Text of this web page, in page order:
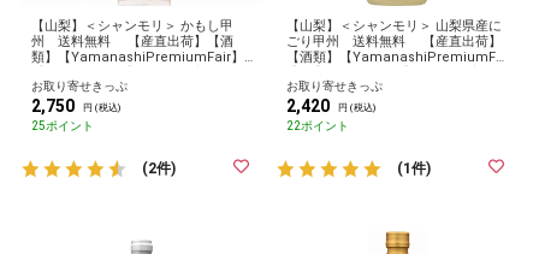
【山梨】＜シャンモリ＞ かもし甲
州 送料無料 【産直出荷】【酒
類】【YamanashiPremiumFair】
メ 産地直送 産直
お取り寄せきっぷ
2,750 円 (税込)
25ポイント
(2件)
【山梨】＜シャンモリ＞ 山梨県産に
ごり甲州 送料無料 【産直出荷】
【酒類】【YamanashiPremiumFai
グルメ 産地直送 産直
お取り寄せきっぷ
2,420 円 (税込)
22ポイント
(1件)